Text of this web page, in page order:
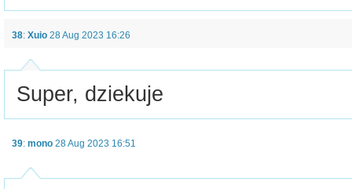
38: Xuio 28 Aug 2023 16:26
Super, dziekuje
39: mono 28 Aug 2023 16:51